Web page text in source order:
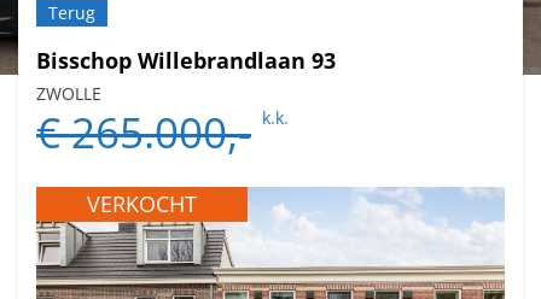
Terug
Bisschop Willebrandlaan 93
ZWOLLE
€ 265.000,- k.k.
VERKOCHT